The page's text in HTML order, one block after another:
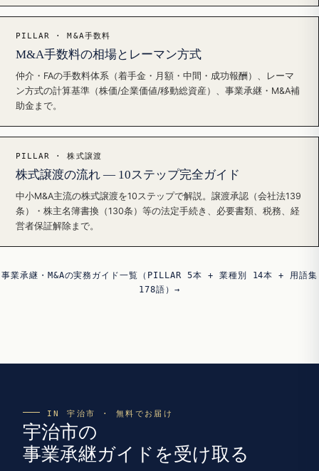
PILLAR · M&A手数料
M&A手数料の相場とレーマン方式
仲介・FAの手数料体系（着手金・月額・中間・成功報酬）、レーマ
ン方式の計算基準（株価/企業価値/移動総資産）、事業承継・M&A補
助金まで。
PILLAR · 株式譲渡
株式譲渡の流れ — 10ステップ完全ガイド
中小M&A主流の株式譲渡を10ステップで解説。譲渡承認（会社法139
条）・株主名簿書換（130条）等の法定手続き、必要書類、税務、経
営者保証解除まで。
事業承継・M&Aの実務ガイド一覧（PILLAR 5本 + 業種別 14本 + 用語集
178語）→
IN 宇治市 · 無料でお届け
宇治市の
事業承継ガイドを受け取る